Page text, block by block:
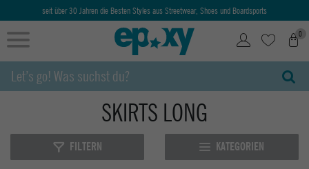
seit über 30 Jahren die Besten Styles aus Streetwear, Shoes und Boardsports
0
SKIRTS LONG
FILTERN KATEGORIEN